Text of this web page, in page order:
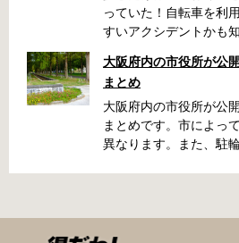
っていた！自転車を利
すいアクシデントかも
い、なんてことになっ
ん。そんな時に役立つ
前に確認しておきまし
た場合 放置自転車大日
町4丁目281の3番地 電
還料 2,500円 自転車の
はこちら 堺市で撤去さ
大阪府内の市役所が公
まとめ
大阪府内の市役所が公
まとめです。市によっ
異なります。また、駐
自転車駐輪場 利用方法
利用登録申請書を窓口